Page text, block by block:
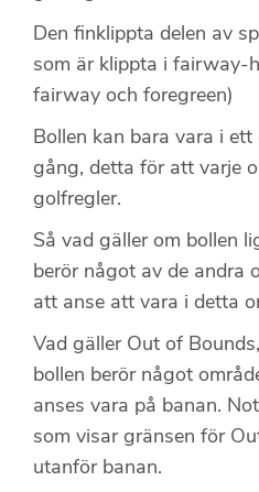
Den finklippta delen av
som är klippta i fairway-
fairway och foregreen)
Bollen kan bara vara i
gång, detta för att varje
golfregler.
Så vad gäller om bollen
berör något av de andra
att anse att vara i detta
Vad gäller Out of
bollen berör något
anses vara på banan.
som visar gränsen för
utanför banan.